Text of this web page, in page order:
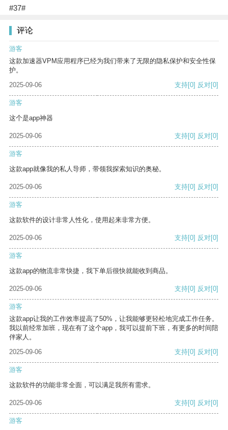
#37#
评论
游客
这款加速器VPM应用程序已经为我们带来了无限的隐私保护和安全性保
护。
2025-09-06
支持[0] 反对[0]
游客
这个是app神器
2025-09-06 支持[0] 反对[0]
游客
这款app就像我的私人导师，带领我探索知识的奥秘。
2025-09-06 支持[0] 反对[0]
游客
这款软件的设计非常人性化，使用起来非常方便。
2025-09-06 支持[0] 反对[0]
游客
这款app的物流非常快捷，我下单后很快就能收到商品。
2025-09-06 支持[0] 反对[0]
游客
这款app让我的工作效率提高了50%，让我能够更轻松地完成工作任务。
我以前经常加班，现在有了这个app，我可以提前下班，有更多的时间陪
伴家人。
2025-09-06
支持[0] 反对[0]
游客
这款软件的功能非常全面，可以满足我所有需求。
2025-09-06 支持[0] 反对[0]
游客